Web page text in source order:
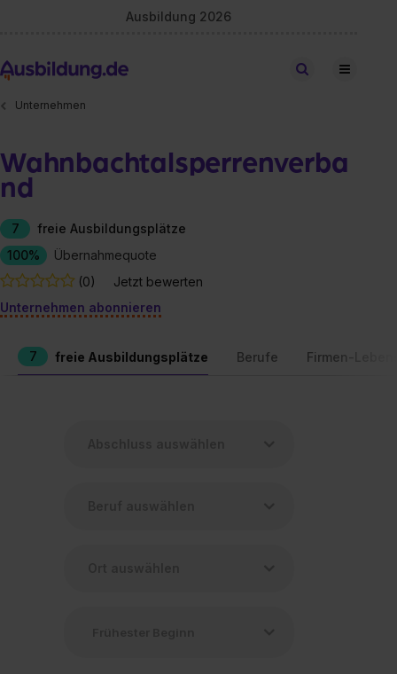
Ausbildung 2026
Stellen finden
Unternehmen
Wahnbachtalsperrenverba
nd
7
freie Ausbildungsplätze
100%
Übernahmequote
(0)
Jetzt bewerten
Unternehmen abonnieren
7 freie Ausbildungsplätze Berufe Firmen-